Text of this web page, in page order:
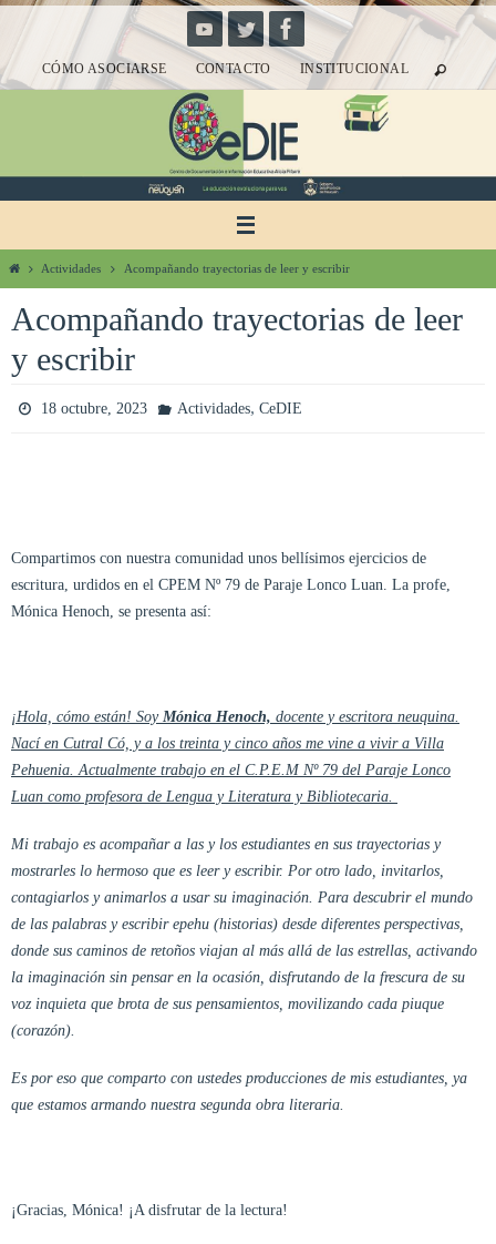
contenidoCÓMO ASOCIARSE CONTACTO INSTITUCIONAL
InicioActividades Acompañando trayectorias de leer y escribir
Acompañando trayectorias de leer
y escribir
18 octubre, 2023 Actividades, CeDIE
Compartimos con nuestra comunidad unos bellísimos ejercicios de
escritura, urdidos en el CPEM Nº 79 de Paraje Lonco Luan. La profe,
Mónica Henoch, se presenta así:
¡Hola, cómo están! Soy Mónica Henoch, docente y escritora neuquina.
Nací en Cutral Có, y a los treinta y cinco años me vine a vivir a Villa
Pehuenia. Actualmente trabajo en el C.P.E.M Nº 79 del Paraje Lonco
Luan como profesora de Lengua y Literatura y Bibliotecaria.
Mi trabajo es acompañar a las y los estudiantes en sus trayectorias y
mostrarles lo hermoso que es leer y escribir. Por otro lado, invitarlos,
contagiarlos y animarlos a usar su imaginación. Para descubrir el mundo
de las palabras y escribir epehu (historias) desde diferentes perspectivas,
donde sus caminos de retoños viajan al más allá de las estrellas, activando
la imaginación sin pensar en la ocasión, disfrutando de la frescura de su
voz inquieta que brota de sus pensamientos, movilizando cada piuque
(corazón).
Es por eso que comparto con ustedes producciones de mis estudiantes, ya
que estamos armando nuestra segunda obra literaria.
¡Gracias, Mónica! ¡A disfrutar de la lectura!